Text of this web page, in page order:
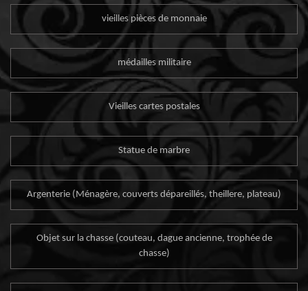
vieilles pièces de monnaie
médailles militaire
Vieilles cartes postales
Statue de marbre
Argenterie (Ménagère, couverts dépareillés, theillere, plateau)
Objet sur la chasse (couteau, dague ancienne, trophée de
chasse)